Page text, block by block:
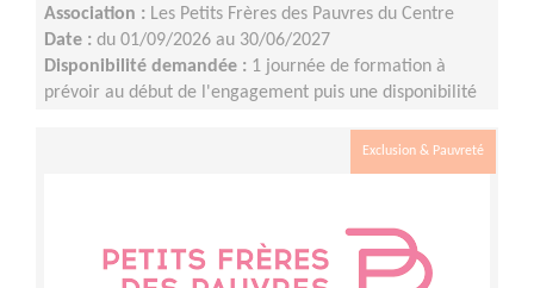
Association : Les Petits Frères des Pauvres du Centre
Date : du 01/09/2026 au 30/06/2027
Disponibilité demandée : 1 journée de formation à
prévoir au début de l'engagement puis une disponibilité
Exclusion & Pauvreté